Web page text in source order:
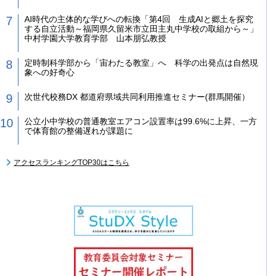
AI時代の主体的な学びへの転換「第4回 生成AIと郷土を探究
する自立活動～福岡県久留米市立田主丸中学校の取組から～」
中村学園大学教育学部 山本朋弘教授
定時制科学部から「宙わたる教室」へ 科学の出発点は自然現
象への好奇心
次世代校務DX 都道府県域共同利用推進セミナー(群馬開催）
公立小中学校の普通教室エアコン設置率は99.6%に上昇、一方
で体育館の整備遅れが課題に
アクセスランキングTOP30はこちら